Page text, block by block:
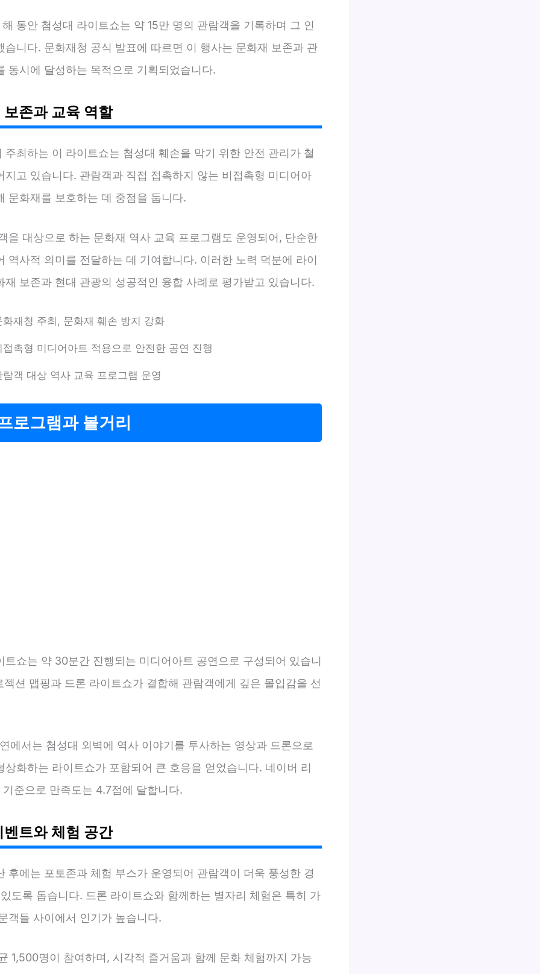
동안 첨성대 라이트쇼는 약 15만 명의 관람객을 기록하며 그 인
습니다. 문화재청 공식 발표에 따르면 이 행사는 문화재 보존과 관
동시에 달성하는 목적으로 기획되었습니다.
보존과 교육 역할
주최하는 이 라이트쇼는 첨성대 훼손을 막기 위한 안전 관리가 철
지고 있습니다. 관람객과 직접 접촉하지 않는 비접촉형 미디어아
문화재를 보호하는 데 중점을 둡니다.
을 대상으로 하는 문화재 역사 교육 프로그램도 운영되어, 단순한
역사적 의미를 전달하는 데 기여합니다. 이러한 노력 덕분에 라이
재 보존과 현대 관광의 성공적인 융합 사례로 평가받고 있습니다.
화재청 주최, 문화재 훼손 방지 강화
접촉형 미디어아트 적용으로 안전한 공연 진행
람객 대상 역사 교육 프로그램 운영
로그램과 볼거리
트쇼는 약 30분간 진행되는 미디어아트 공연으로 구성되어 있습니
젝션 맵핑과 드론 라이트쇼가 결합해 관람객에게 깊은 몰입감을 선
에서는 첨성대 외벽에 역사 이야기를 투사하는 영상과 드론으로
상화하는 라이트쇼가 포함되어 큰 호응을 얻었습니다. 네이버 리
준으로 만족도는 4.7점에 달합니다.
벤트와 체험 공간
후에는 포토존과 체험 부스가 운영되어 관람객이 더욱 풍성한 경
도록 돕습니다. 드론 라이트쇼와 함께하는 별자리 체험은 특히 가
객들 사이에서 인기가 높습니다.
1,500명이 참여하며, 시각적 즐거움과 함께 문화 체험까지 가능